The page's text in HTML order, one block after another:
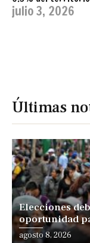
julio 3, 2026
Últimas
Elecciones
oportunidad
desarrollo,
agosto 8, 2026